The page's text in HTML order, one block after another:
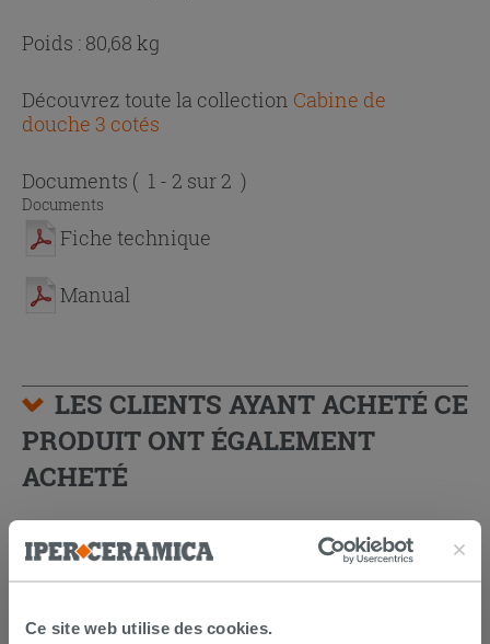
Ce site web utilise des cookies.
Poids : 80,68 kg
Découvrez toute la collection Cabine de
douche 3 cotés
Documents ( 1 - 2 sur 2 )
Documents
Fiche technique
Manual
LES CLIENTS AYANT ACHETÉ CE
PRODUIT ONT ÉGALEMENT
ACHETÉ